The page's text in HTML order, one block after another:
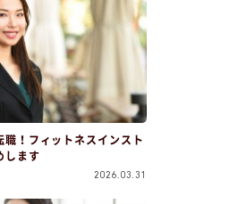
職！フィットネスインスト
します
2026.03.31